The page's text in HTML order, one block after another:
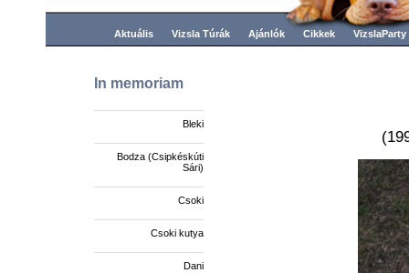
Aktuális Vizsla Túrák Ajánlók Cikkek VizslaParty
In memoriam
Bleki
Bodza (Csipkéskúti
Sári)
Csoki
Csoki kutya
Dani